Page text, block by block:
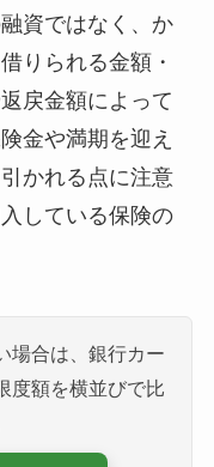
資ではなく、か
りられる金額・
戻金額によって
金や満期を迎え
かれる点に注意
している保険の
場合は、銀行カー
度額を横並びで比